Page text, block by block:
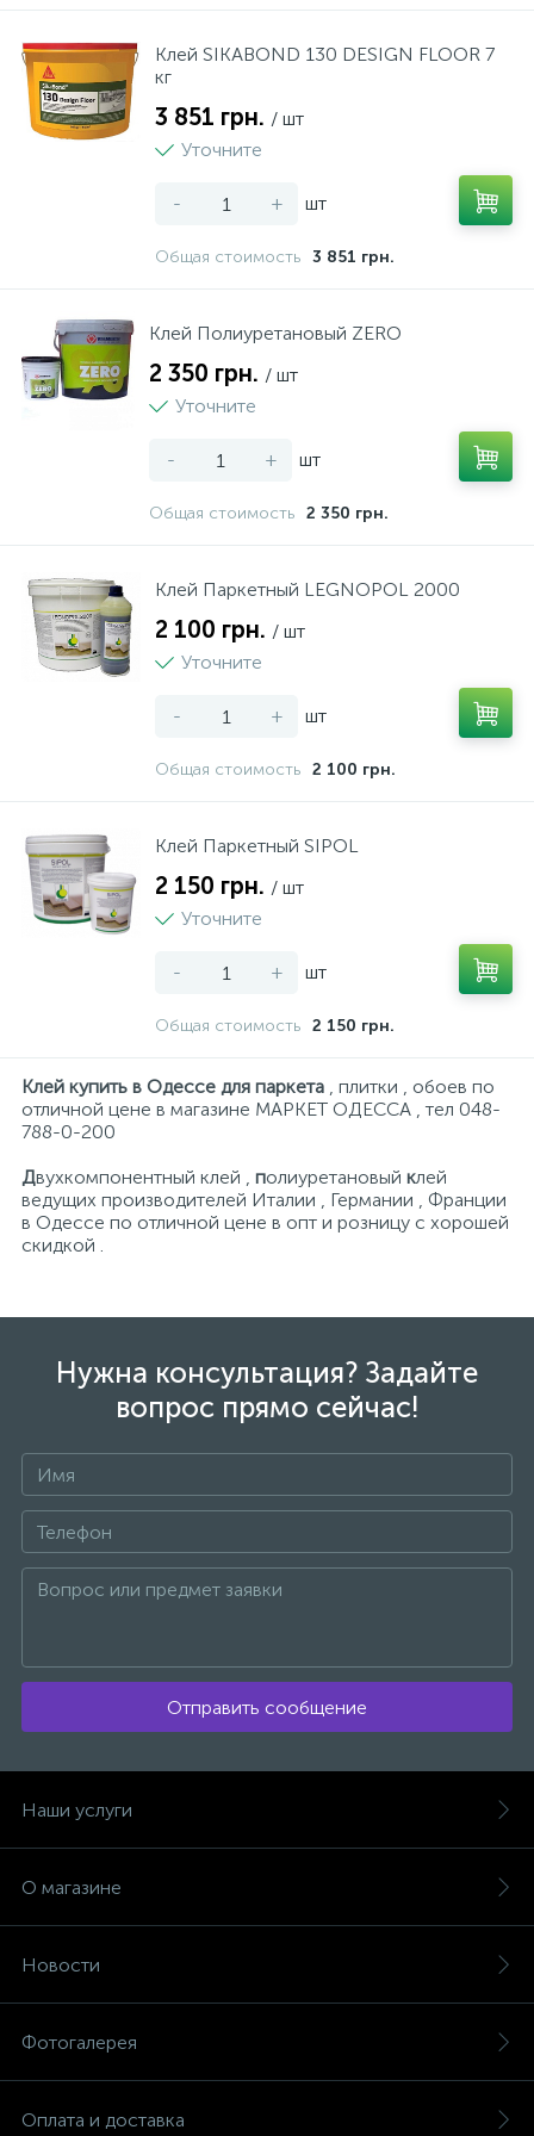
Клей SIKABOND 130 DESIGN FLOOR 7
кг
3 851 грн. / шт
Уточните
- + шт
Общая стоимость 3 851 грн.
Клей Полиуретановый ZERO
2 350 грн. / шт
Уточните
- + шт
Общая стоимость 2 350 грн.
Клей Паркетный LEGNOPOL 2000
2 100 грн. / шт
Уточните
- + шт
Общая стоимость 2 100 грн.
Клей Паркетный SIPOL
2 150 грн. / шт
Уточните
- + шт
Общая стоимость 2 150 грн.
Клей купить в Одессе для паркета , плитки , обоев по
отличной цене в магазине МАРКЕТ ОДЕССА , тел 048-
788-0-200
Двухкомпонентный клей , полиуретановый клей
ведущих производителей Италии , Германии , Франции
в Одессе по отличной цене в опт и розницу с хорошей
скидкой .
Нужна консультация? Задайте
вопрос прямо сейчас!
Отправить сообщение
Наши услуги
О магазине
Новости
Фотогалерея
Оплата и доставка
Подложка
Виниловый пол
Двери Неман Оптима
1
Різні іграшки
Творчість та розвиток
Посуд